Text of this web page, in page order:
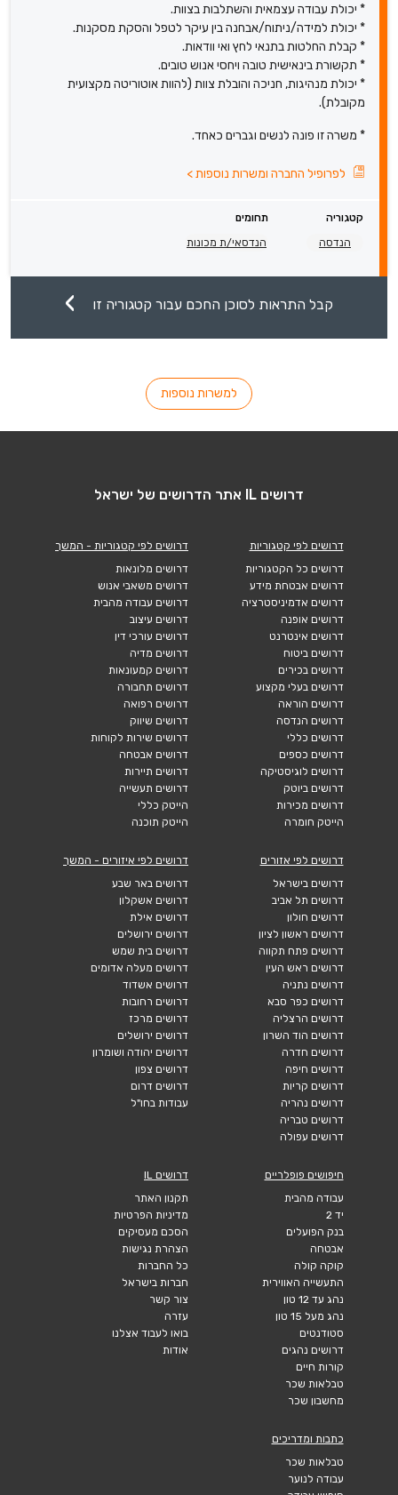
* יכולת עבודה עצמאית והשתלבות בצוות.
* יכולת למידה/ניתוח/אבחנה בין עיקר לטפל והסקת מסקנות.
* קבלת החלטות בתנאי לחץ ואי וודאות.
* תקשורת בינאישית טובה ויחסי אנוש טובים.
* יכולת מנהיגות, חניכה והובלת צוות (להוות אוטוריטה מקצועית
מקובלת).
* משרה זו פונה לנשים וגברים כאחד.
לפרופיל החברה ומשרות נוספות>
קטגוריה
תחומים
הנדסה
הנדסאי/ת מכונות
קבל התראות לסוכן החכם עבור קטגוריה זו
למשרות נוספות
דרושים IL אתר הדרושים של ישראל
דרושים לפי קטגוריות
דרושים כל הקטגוריות
דרושים אבטחת מידע
דרושים אדמיניסטרציה
דרושים אופנה
דרושים אינטרנט
דרושים ביטוח
דרושים בכירים
דרושים בעלי מקצוע
דרושים הוראה
דרושים הנדסה
דרושים כללי
דרושים כספים
דרושים לוגיסטיקה
דרושים ביוטק
דרושים מכירות
הייטק חומרה
דרושים לפי קטגוריות - המשך
דרושים מלונאות
דרושים משאבי אנוש
דרושים עבודה מהבית
דרושים עיצוב
דרושים עורכי דין
דרושים מדיה
דרושים קמעונאות
דרושים תחבורה
דרושים רפואה
דרושים שיווק
דרושים שירות לקוחות
דרושים אבטחה
דרושים תיירות
דרושים תעשייה
הייטק כללי
הייטק תוכנה
דרושים לפי אזורים
דרושים בישראל
דרושים תל אביב
דרושים חולון
דרושים ראשון לציון
דרושים פתח תקווה
דרושים ראש העין
דרושים נתניה
דרושים כפר סבא
דרושים הרצליה
דרושים הוד השרון
דרושים חדרה
דרושים חיפה
דרושים קריות
דרושים נהריה
דרושים טבריה
דרושים עפולה
דרושים לפי איזורים - המשך
דרושים באר שבע
דרושים אשקלון
דרושים אילת
דרושים ירושלים
דרושים בית שמש
דרושים מעלה אדומים
דרושים אשדוד
דרושים רחובות
דרושים מרכז
דרושים ירושלים
דרושים יהודה ושומרון
דרושים צפון
דרושים דרום
עבודות בחו"ל
חיפושים פופלריים
עבודה מהבית
יד 2
בנק הפועלים
אבטחה
קוקה קולה
התעשייה האווירית
נהג עד 12 טון
נהג מעל 15 טון
סטודנטים
דרושים נהגים
קורות חיים
טבלאות שכר
מחשבון שכר
דרושים IL
תקנון האתר
מדיניות הפרטיות
הסכם מעסיקים
הצהרת נגישות
כל החברות
חברות בישראל
צור קשר
עזרה
בואו לעבוד אצלנו
אודות
כתבות ומדריכים
טבלאות שכר
עבודה לנוער